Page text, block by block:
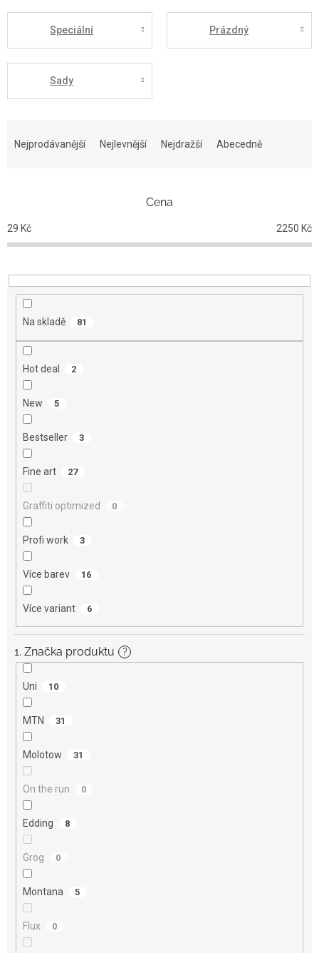
Speciální Prázdný
Sady
p
r
o
u
Nejprodávanější Nejlevnější Nejdražší Abecedně
Cena
29 Kč 2250 Kč
Na skladě 81
Hot deal 2
New 5
Bestseller 3
Fine art 27
Graffiti optimized 0
Profi work 3
Více barev 16
Více variant 6
1. Značka produktu ?
Uni 10
MTN 31
Molotow 31
On the run 0
Edding 8
Grog 0
Montana 5
Flux 0